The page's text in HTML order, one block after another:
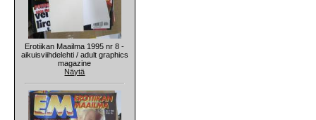
Erotiikan Maailma 1995 nr 8 -
aikuisviihdelehti / adult graphics
magazine
Näytä